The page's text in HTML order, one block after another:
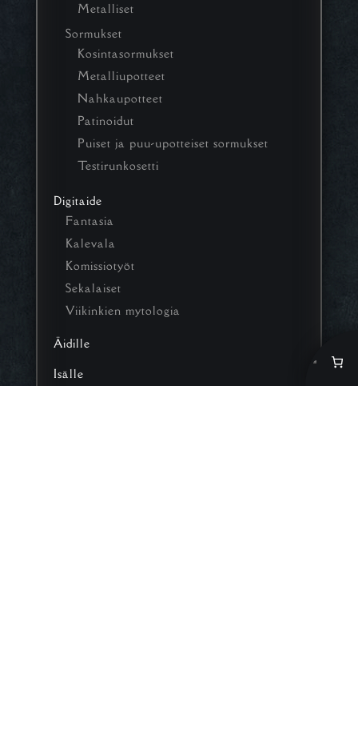
Metalliset
Sormukset
Kosintasormukset
Metalliupotteet
Nahkaupotteet
Patinoidut
Puiset ja puu-upotteiset sormukset
Testirunkosetti
Digitaide
Fantasia
Kalevala
Komissiotyöt
Sekalaiset
Viikinkien mytologia
Äidille
Isälle